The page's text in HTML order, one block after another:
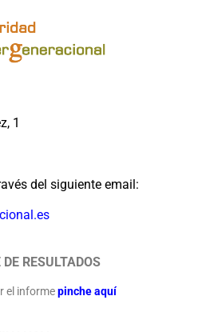
paternidad
cumpla 9 meses.
de trabajo de
trabajador quiere
para entrar más
será de sólo media
9 meses.
acumulada. Se
en días.
sólo se podrá
defecto, en función
1
del siguiente email:
RESULTADOS
el informe pinche aquí